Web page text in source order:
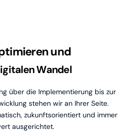
und
Wandel
über die Implementierung bis zur
stehen wir an Ihrer Seite.
zukunftsorientiert und immer
ausgerichtet.